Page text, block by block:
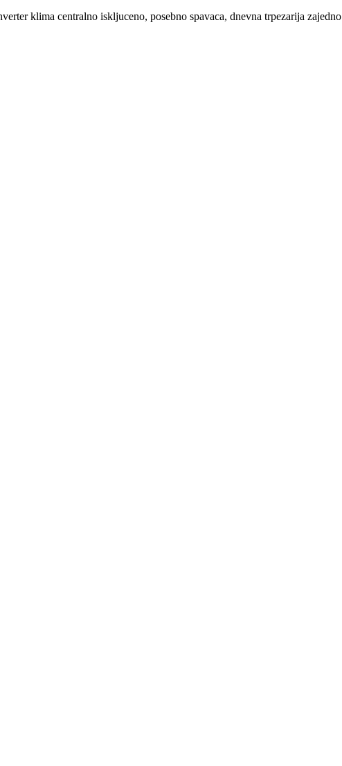
klima centralno iskljuceno, posebno spavaca, dnevna trpezarija zajedno